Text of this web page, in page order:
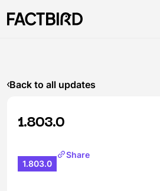
Back to all updates
1.803.0
1.803.0
Share